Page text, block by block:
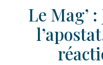
Le Mag’